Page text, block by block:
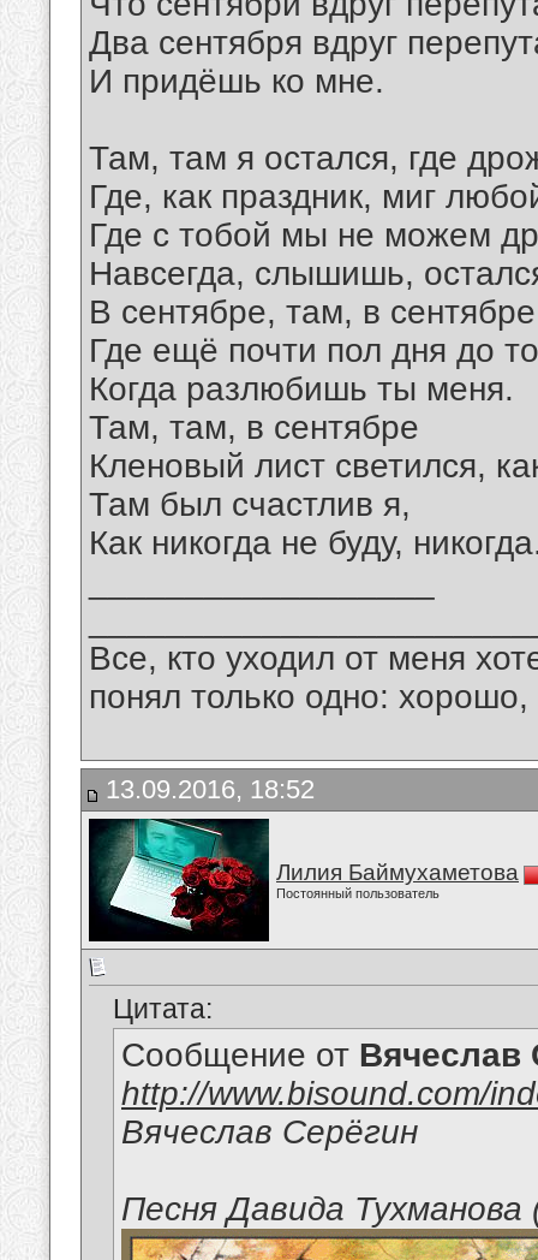
Два сентября вдруг
И придёшь ко мне.
Там, там я остался, где
Где, как праздник, миг
Где с тобой мы не можем
Навсегда, слышишь,
В сентябре, там, в
Где ещё почти пол дня до
Когда разлюбишь ты меня.
Там, там, в сентябре
Кленовый лист светился,
Там был счастлив я,
Как никогда не буду,
Все, кто уходил от меня
понял только одно:
13.09.2016, 18:52
Лилия Баймухаметова
Постоянный пользователь
Цитата:
Сообщение от Вячеслав
http://www.bisound.com/
Вячеслав Серёгин
Песня Давида Тухманова